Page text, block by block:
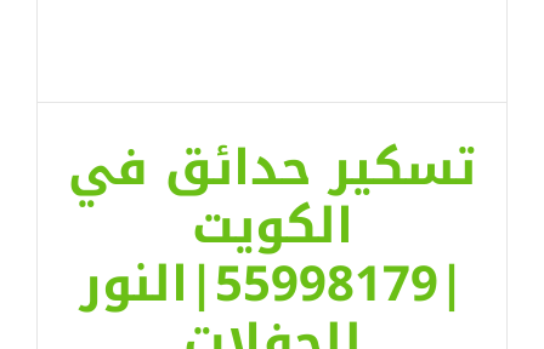
تسكير حدائق في
الكويت
|55998179|النور